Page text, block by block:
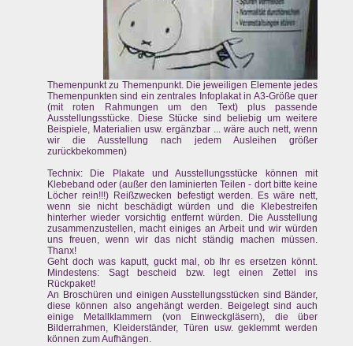
Themenpunkt zu Themenpunkt. Die jeweiligen Elemente jedes
Themenpunkten sind ein zentrales Infoplakat in A3-Größe quer
(mit roten Rahmungen um den Text) plus passende
Ausstellungsstücke. Diese Stücke sind beliebig um weitere
Beispiele, Materialien usw. ergänzbar ... wäre auch nett, wenn
wir die Ausstellung nach jedem Ausleihen größer
zurückbekommen)
Technix: Die Plakate und Ausstellungsstücke können mit
Klebeband oder (außer den laminierten Teilen - dort bitte keine
Löcher rein!!!) Reißzwecken befestigt werden. Es wäre nett,
wenn sie nicht beschädigt würden und die Klebestreifen
hinterher wieder vorsichtig entfernt würden. Die Ausstellung
zusammenzustellen, macht einiges an Arbeit und wir würden
uns freuen, wenn wir das nicht ständig machen müssen.
Thanx!
Geht doch was kaputt, guckt mal, ob Ihr es ersetzen könnt.
Mindestens: Sagt bescheid bzw. legt einen Zettel ins
Rückpaket!
An Broschüren und einigen Ausstellungsstücken sind Bänder,
diese können also angehängt werden. Beigelegt sind auch
einige Metallklammern (von Einweckgläsern), die über
Bilderrahmen, Kleiderständer, Türen usw. geklemmt werden
können zum Aufhängen.